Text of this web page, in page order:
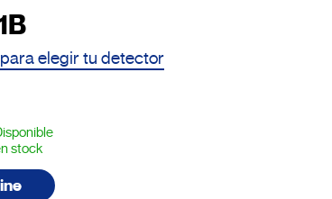
elegir tu detector
stock